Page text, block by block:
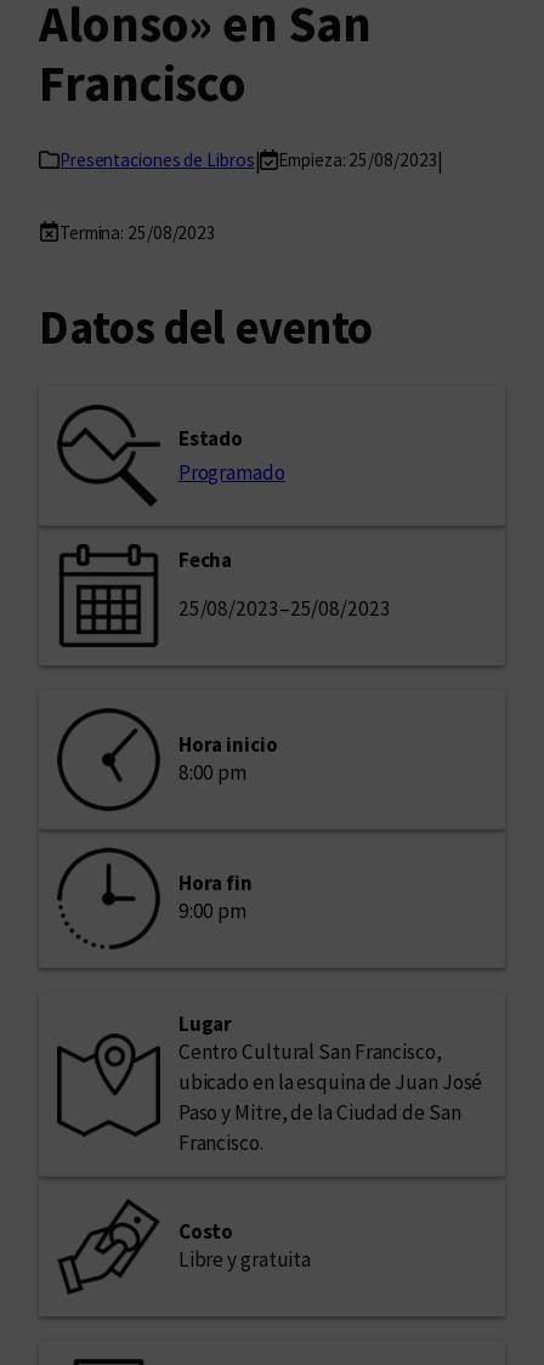
Alonso» en San
Francisco
Presentaciones de Libros| Empieza: 25/08/2023|
Termina: 25/08/2023
Datos del evento
Estado
Programado
Fecha
25/08/2023–25/08/2023
Hora inicio
8:00 pm
Hora fin
9:00 pm
Lugar
Centro Cultural San Francisco,
ubicado en la esquina de Juan José
Paso y Mitre, de la Ciudad de San
Francisco.
Costo
Libre y gratuita